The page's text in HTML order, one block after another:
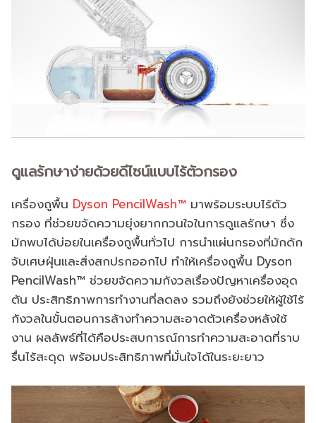
ดูแลรักษาง่ายด้วยดีไซน์แบบไร้ตัวกรอง
เครื่องถูพื้น Dyson PencilWash™ มาพร้อมระบบไร้ตัว
กรอง ที่ช่วยขจัดความยุ่งยากกวนใจในการดูแลรักษา ซึ่ง
มักพบได้บ่อยในเครื่องถูพื้นทั่วไป การนำแผ่นกรองที่มักดัก
จับเศษฝุ่นและสิ่งสกปรกออกไป ทำให้เครื่องถูพื้น Dyson
PencilWash™ ช่วยขจัดความกังวลเรื่องปัญหาเครื่องอุด
ตัน ประสิทธิภาพการทำงานที่ลดลง รวมถึงยังช่วยให้ผู้ใช้ไร้
กังวลในขั้นตอนการล้างทำความสะอาดตัวเครื่องหลังใช้
งาน ผลลัพธ์ที่ได้คือประสบการณ์การทำความสะอาดที่ราบ
รื่นไร้สะดุด พร้อมประสิทธิภาพที่มั่นใจได้ในระยะยาว